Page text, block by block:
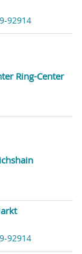
92914
Ring-Center
92914